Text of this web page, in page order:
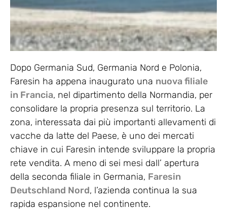
Dopo Germania Sud, Germania Nord e Polonia,
Faresin ha appena inaugurato una nuova filiale
in Francia, nel dipartimento della Normandia, per
consolidare la propria presenza sul territorio. La
zona, interessata dai più importanti allevamenti di
vacche da latte del Paese, è uno dei mercati
chiave in cui Faresin intende sviluppare la propria
rete vendita. A meno di sei mesi dall’ apertura
della seconda filiale in Germania, Faresin
Deutschland Nord, l’azienda continua la sua
rapida espansione nel continente.